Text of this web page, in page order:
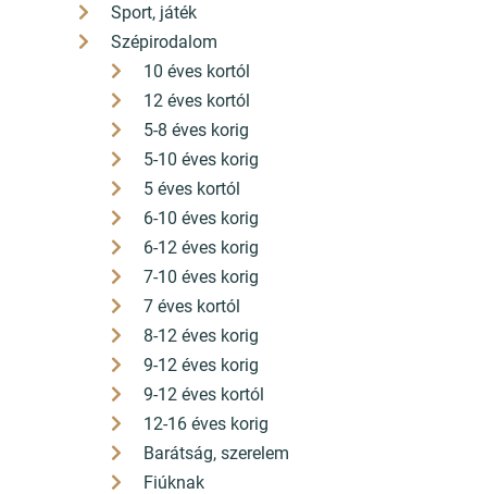
Sport, játék
Szépirodalom
10 éves kortól
12 éves kortól
5-8 éves korig
5-10 éves korig
5 éves kortól
6-10 éves korig
6-12 éves korig
7-10 éves korig
7 éves kortól
8-12 éves korig
9-12 éves korig
9-12 éves kortól
12-16 éves korig
Barátság, szerelem
Fiúknak